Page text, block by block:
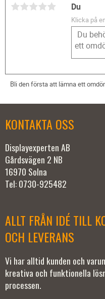
Du
Klicka på
Bli den första att lämna ett
KONTAKTA OSS
Displayexperten AB
Gårdsvägen 2 NB
16970 Solna
Tel: 0730-925482
ALLT FRÅN IDÉ TILL
OCH LEVERANS
Vi har alltid kunden och
kreativa och funktionella
processen.